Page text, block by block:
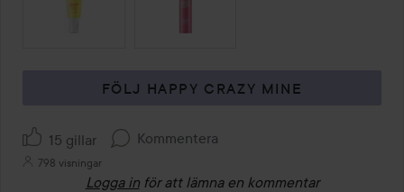
FÖLJ HAPPY CRAZY MINE
15 gillar Kommentera
798 visningar
Logga in för att lämna en kommentar